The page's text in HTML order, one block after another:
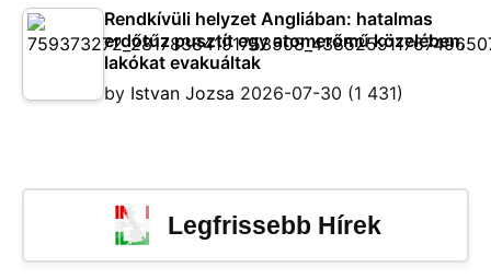
Rendkívüli helyzet Angliában: hatalmas
erdőtűz pusztít egy atomerőmű közelében,
lakókat evakuáltak
by Istvan Jozsa 2026-07-30 (1 431)
Legfrissebb Hírek